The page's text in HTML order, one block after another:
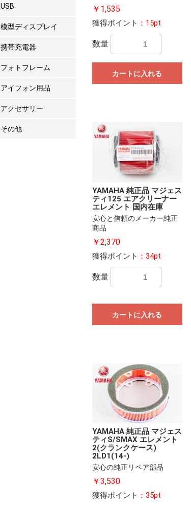
USB
模型ディスプレイ
携帯充電器
フォトフレーム
アイフォン用品
アクセサリー
その他
￥1,535
獲得ポイント ：15pt
数量
カートに入れる
YAMAHA 純正品 マジェス
ティ125 エアクリーナー
エレメント 国内在庫
安心と信頼のメーカー純正
商品
￥2,370
獲得ポイント ：34pt
数量
カートに入れる
YAMAHA 純正品 マジェス
ティS/SMAX エレメント
2(クランクケース)
2LD1(14-)
安心の純正リペア部品
￥3,530
獲得ポイント ：35pt